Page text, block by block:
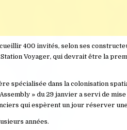
400 invités, selon ses
Voyager, qui devrait être la
spécialisée dans la colonisation
» du 29 janvier a servi de
qui espèrent un jour réserver
années.